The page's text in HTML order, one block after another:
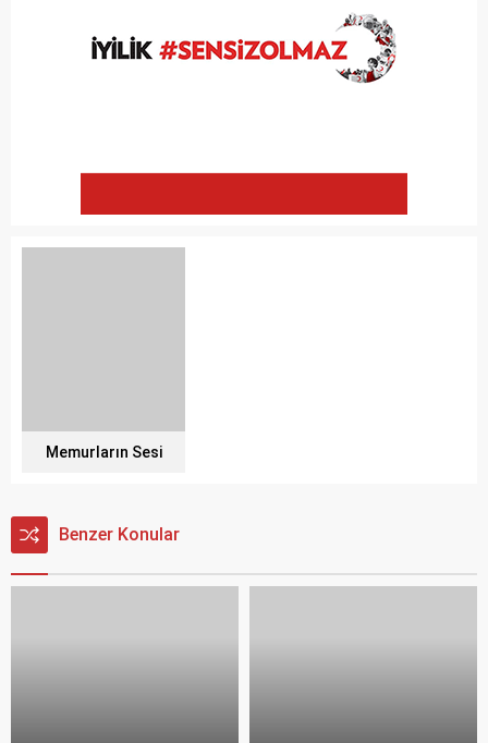
Memurların Sesi
Benzer Konular